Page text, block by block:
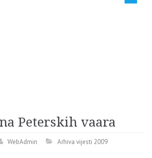
Peterskih vaara
WebAdmin Arhiva vijesti 2009